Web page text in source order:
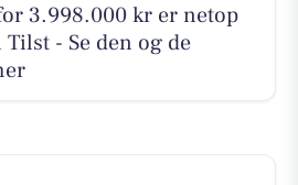
3.998.000 kr er netop
- Se den og de